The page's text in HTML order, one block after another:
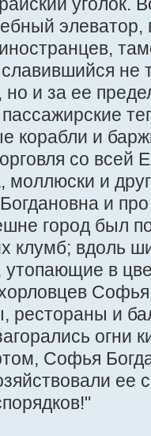
элеватор,
не
но и за ее
корабли и
со всей
моллюски и
и
город был
клумб; вдоль
в
рестораны и
огни
Софья
ее